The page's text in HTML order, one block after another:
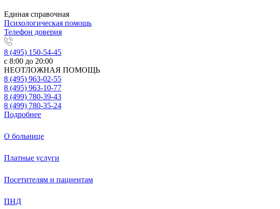
Единая справочная
Психологическая помощь
Телефон доверия
8 (495) 150-54-45
с 8:00 до 20:00
НЕОТЛОЖНАЯ ПОМОЩЬ
8 (495) 963-02-55
8 (495) 963-10-77
8 (499) 780-39-43
8 (499) 780-35-24
Подробнее
О больнице
Платные услуги
Посетителям и пациентам
ПНД